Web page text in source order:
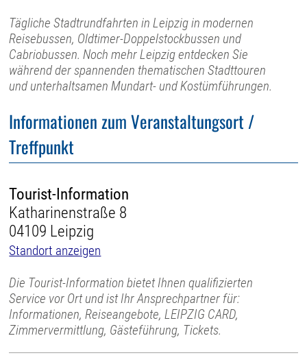
Tägliche Stadtrundfahrten in Leipzig in modernen
Reisebussen, Oldtimer-Doppelstockbussen und
Cabriobussen. Noch mehr Leipzig entdecken Sie
während der spannenden thematischen Stadttouren
und unterhaltsamen Mundart- und Kostümführungen.
Informationen zum Veranstaltungsort /
Treffpunkt
Tourist-Information
Katharinenstraße 8
04109 Leipzig
Standort anzeigen
Die Tourist-Information bietet Ihnen qualifizierten
Service vor Ort und ist Ihr Ansprechpartner für:
Informationen, Reiseangebote, LEIPZIG CARD,
Zimmervermittlung, Gästeführung, Tickets.